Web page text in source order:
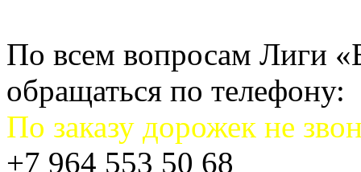
По всем вопросам Лиги
обращаться по телефону:
По заказу дорожек не
+7 964 553 50 68